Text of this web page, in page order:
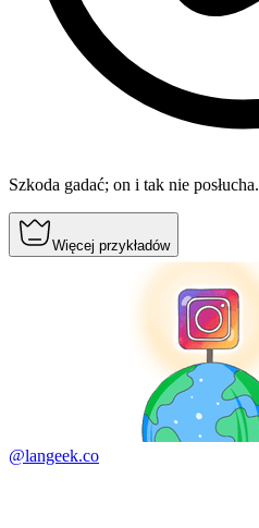
Szkoda gadać; on i tak nie posłucha.
Więcej przykładów
@langeek.co